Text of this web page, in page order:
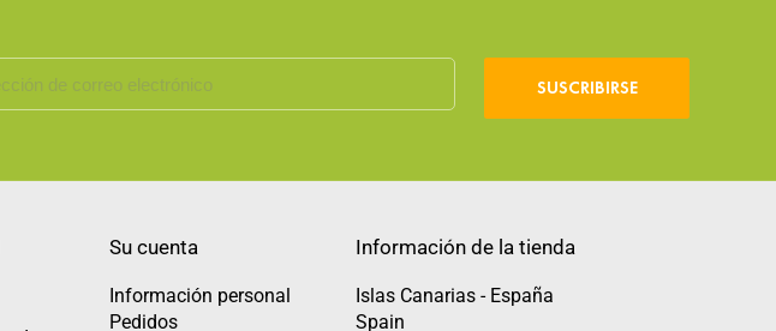
SUSCRIBIRSE
Su cuenta
Información personal
Pedidos
Información de la tienda
Islas Canarias - España
Spain